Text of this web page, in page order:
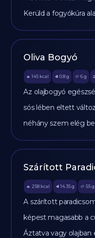
Kerüld a fogyókúra
Oliva Bogyó
🔥 145 kcal 🥩 0.8 g 🥔 6g
Az olajbogyó
sós lében eltett
néhány szem elég
Szárított
🔥 258 kcal 🥩 14.35 g 🥔 55g
A szárított
képest magasabb a
Áztatva vagy olajban